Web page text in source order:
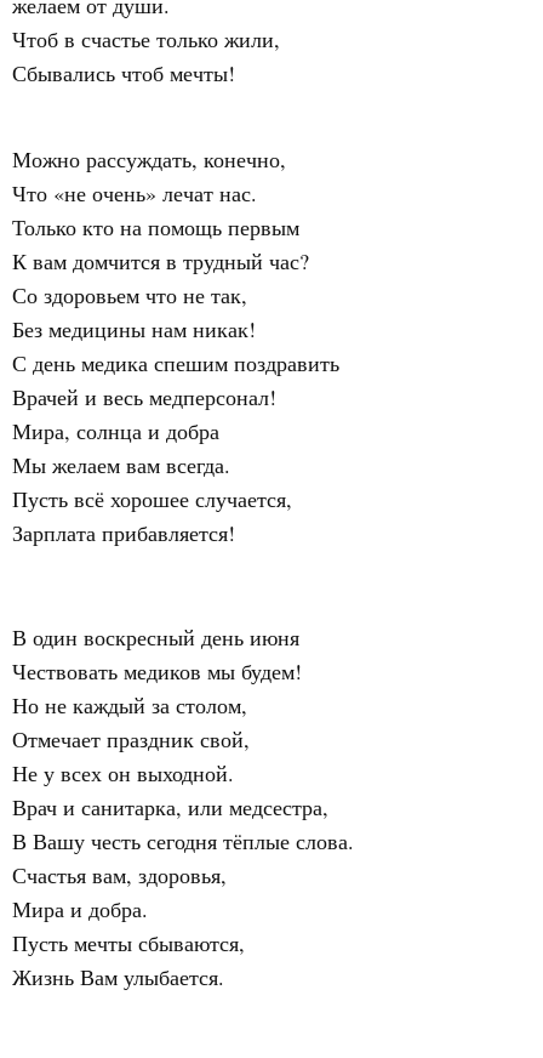
Чтоб в счастье только жили,
Сбывались чтоб мечты!
Можно рассуждать, конечно,
Что «не очень» лечат нас.
Только кто на помощь первым
К вам домчится в трудный час?
Со здоровьем что не так,
Без медицины нам никак!
С день медика спешим поздравить
Врачей и весь медперсонал!
Мира, солнца и добра
Мы желаем вам всегда.
Пусть всё хорошее случается,
Зарплата прибавляется!
В один воскресный день июня
Чествовать медиков мы будем!
Но не каждый за столом,
Отмечает праздник свой,
Не у всех он выходной.
Врач и санитарка, или медсестра,
В Вашу честь сегодня тёплые слова.
Счастья вам, здоровья,
Мира и добра.
Пусть мечты сбываются,
Жизнь Вам улыбается.